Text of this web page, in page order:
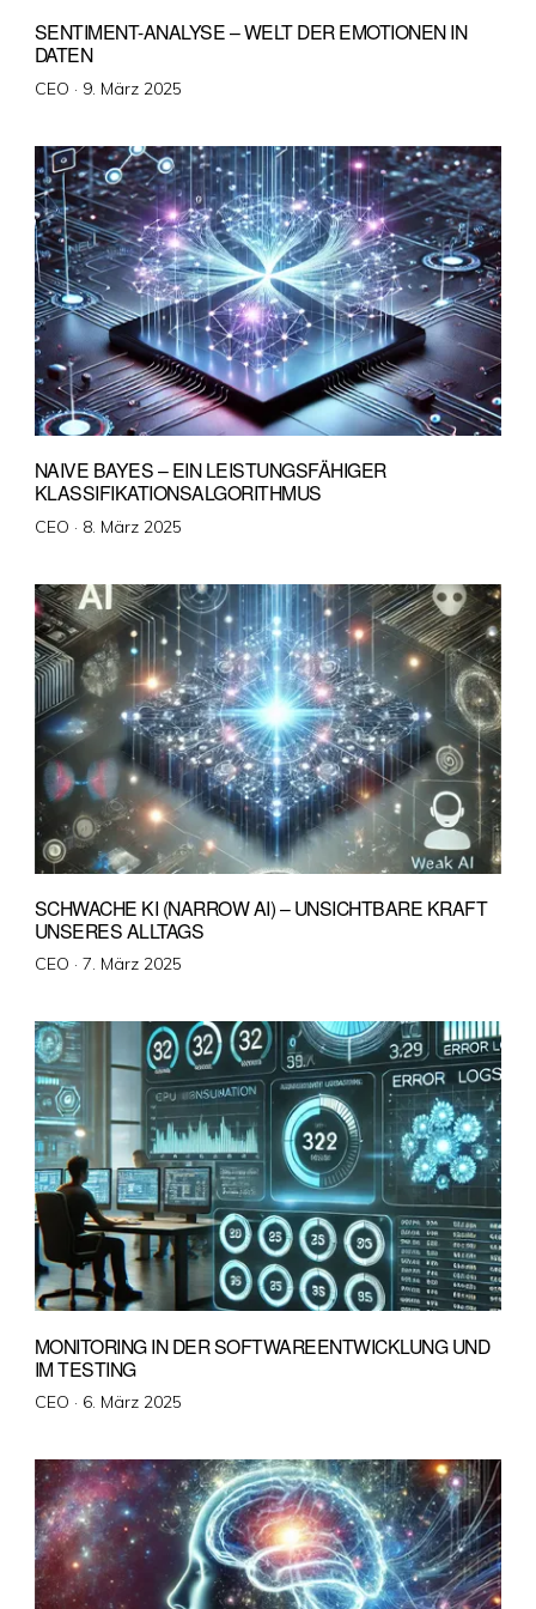
SENTIMENT-ANALYSE – WELT DER EMOTIONEN IN
DATEN
CEO · Veröffentlicht
9. März 2025
NAIVE BAYES – EIN LEISTUNGSFÄHIGER
KLASSIFIKATIONSALGORITHMUS
CEO · Veröffentlicht
8. März 2025
SCHWACHE KI (NARROW AI) – UNSICHTBARE KRAFT
UNSERES ALLTAGS
CEO · Veröffentlicht
7. März 2025
MONITORING IN DER SOFTWAREENTWICKLUNG UND
IM TESTING
CEO · Veröffentlicht
6. März 2025